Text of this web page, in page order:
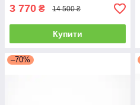
3 770 ₴ 14 500 ₴
Купити
–70%